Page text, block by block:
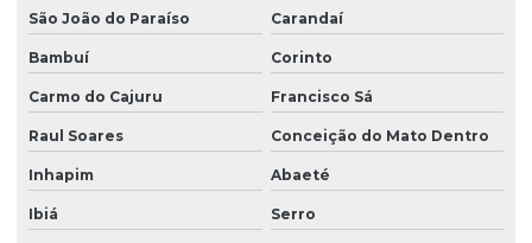
São João do Paraíso Carandaí
Bambuí Corinto
Carmo do Cajuru Francisco Sá
Raul Soares Conceição do Mato Dentro
Inhapim Abaeté
Ibiá Serro